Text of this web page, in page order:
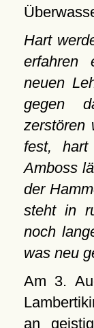
Hart
erfahren
neuen
gegen
zerstören
fest,
Amboss
der
steht in
noch
was neu
Am 3.
an